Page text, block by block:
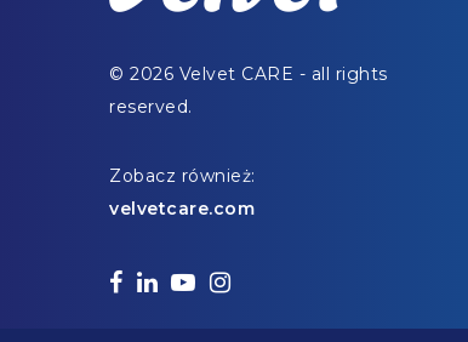
© 2026 Velvet CARE - all rights
reserved.
Zobacz również:
velvetcare.com
facebook
linkedin
youtubeinstagram